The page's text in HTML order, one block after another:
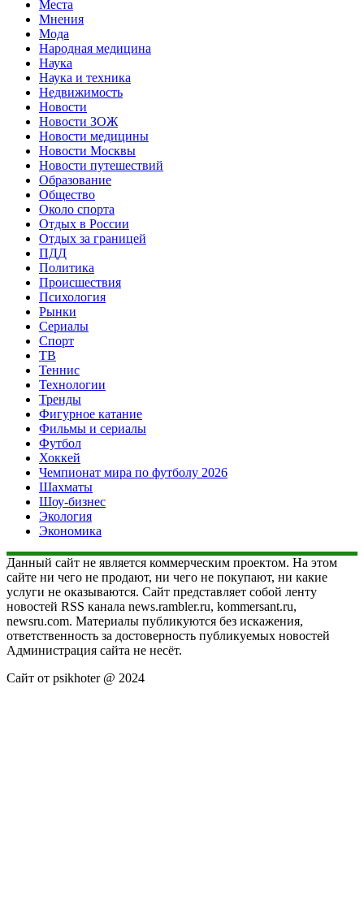
Места
Мнения
Мода
Народная медицина
Наука
Наука и техника
Недвижимость
Новости
Новости ЗОЖ
Новости медицины
Новости Москвы
Новости путешествий
Образование
Общество
Около спорта
Отдых в России
Отдых за границей
ПДД
Политика
Происшествия
Психология
Рынки
Сериалы
Спорт
ТВ
Теннис
Технологии
Тренды
Фигурное катание
Фильмы и сериалы
Футбол
Хоккей
Чемпионат мира по футболу 2026
Шахматы
Шоу-бизнес
Экология
Экономика
Данный сайт не является коммерческим проектом. На этом
сайте ни чего не продают, ни чего не покупают, ни какие
услуги не оказываются. Сайт представляет собой ленту
новостей RSS канала news.rambler.ru, kommersant.ru,
newsru.com. Материалы публикуются без искажения,
ответственность за достоверность публикуемых новостей
Администрация сайта не несёт.
Сайт от psikhoter @ 2024